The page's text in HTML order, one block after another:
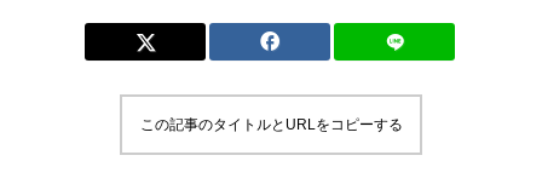
この記事のタイトルとURLをコピーする